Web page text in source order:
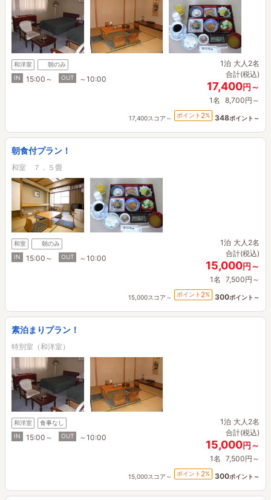
和洋室
朝のみ
IN
15:00～ OUT ～10:00
1泊 大人2名
合計(税込)
17,400円～
1名 8,700円～
17,400スコア～ ポイント 2% 348ポイント～
朝食付プラン！
和室 ７．５畳
和室
朝のみ
IN
15:00～ OUT ～10:00
1泊 大人2名
合計(税込)
15,000円～
1名 7,500円～
15,000スコア～ ポイント 2% 300ポイント～
素泊まりプラン！
特別室（和洋室）
和洋室
食事なし
IN
15:00～ OUT ～10:00
1泊 大人2名
合計(税込)
15,000円～
1名 7,500円～
15,000スコア～ ポイント 2% 300ポイント～